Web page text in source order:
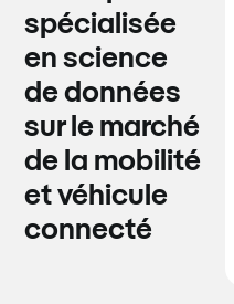
spécialisée
en science
de données
sur le marché
de la mobilité
et véhicule
connecté